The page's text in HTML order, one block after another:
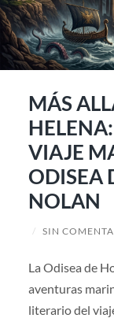
MÁS
VIAJE
ODISEA
NOLAN
/ SIN
La Odisea de
aventuras
literario del